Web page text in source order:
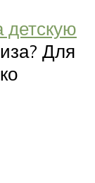
детскую
Для